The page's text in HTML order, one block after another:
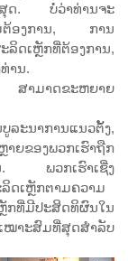
ນສຸດ. ບໍ່ວ່າທ່ານຈະ
ມຕ້ອງການ, ການ
ລິດເຫຼັກທີ່ຕ້ອງການ,
ານ.
ສາມາດຂະຫຍາຍ
ະນາການແນວຕັ້ງ,
ຍຂອງພວກເຮົາຖືກ
ນ. ພວກເຮົາເຊີ່ງ
ດເຫຼັກຕາມຄວາມ
ທີ່ມີປະສິດທິຜົນໃນ
າະສົມທີ່ສຸດສຳລັບ